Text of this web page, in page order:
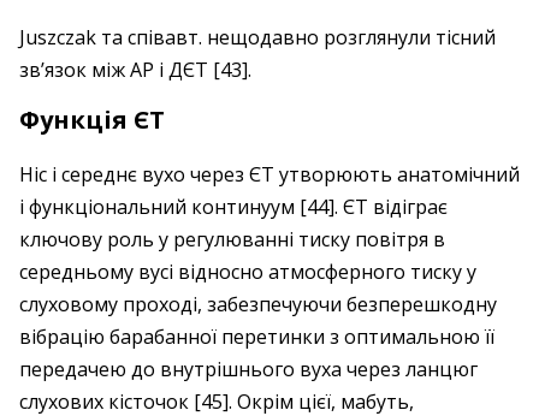
Juszczak та співавт. нещодавно розглянули тісний
зв’язок між АР і ДЄТ [43].
Функція ЄТ
Ніс і середнє вухо через ЄТ утворюють анатомічний
і функціональний континуум [44]. ЄТ відіграє
ключову роль у регулюванні тиску повітря в
середньому вусі відносно атмосферного тиску у
слуховому проході, забезпечуючи безперешкодну
вібрацію барабанної перетинки з оптимальною її
передачею до внутрішнього вуха через ланцюг
слухових кісточок [45]. Окрім цієї, мабуть,